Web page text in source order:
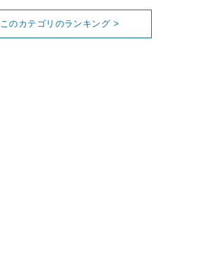
このカテゴリのランキング >